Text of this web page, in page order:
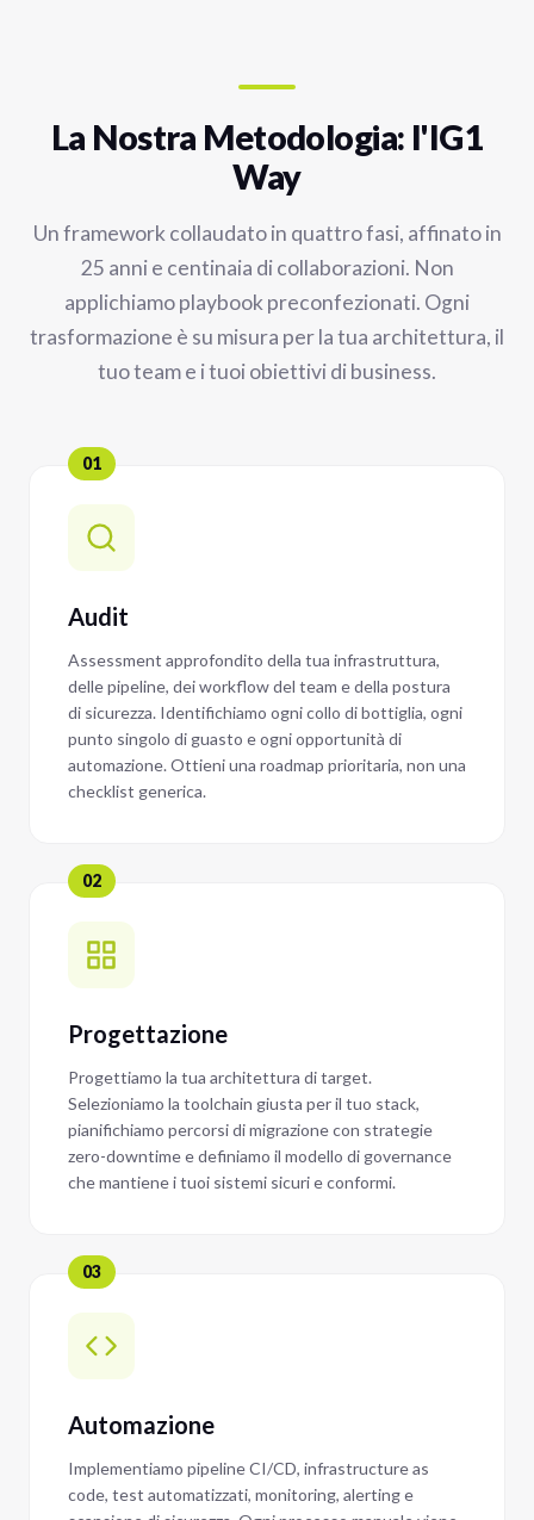
La Nostra Metodologia: l'IG1
Way
Un framework collaudato in quattro fasi, affinato in
25 anni e centinaia di collaborazioni. Non
applichiamo playbook preconfezionati. Ogni
trasformazione è su misura per la tua architettura, il
tuo team e i tuoi obiettivi di business.
01
Audit
Assessment approfondito della tua infrastruttura,
delle pipeline, dei workflow del team e della postura
di sicurezza. Identifichiamo ogni collo di bottiglia, ogni
punto singolo di guasto e ogni opportunità di
automazione. Ottieni una roadmap prioritaria, non una
checklist generica.
02
Progettazione
Progettiamo la tua architettura di target.
Selezioniamo la toolchain giusta per il tuo stack,
pianifichiamo percorsi di migrazione con strategie
zero-downtime e definiamo il modello di governance
che mantiene i tuoi sistemi sicuri e conformi.
03
Automazione
Implementiamo pipeline CI/CD, infrastructure as
code, test automatizzati, monitoring, alerting e